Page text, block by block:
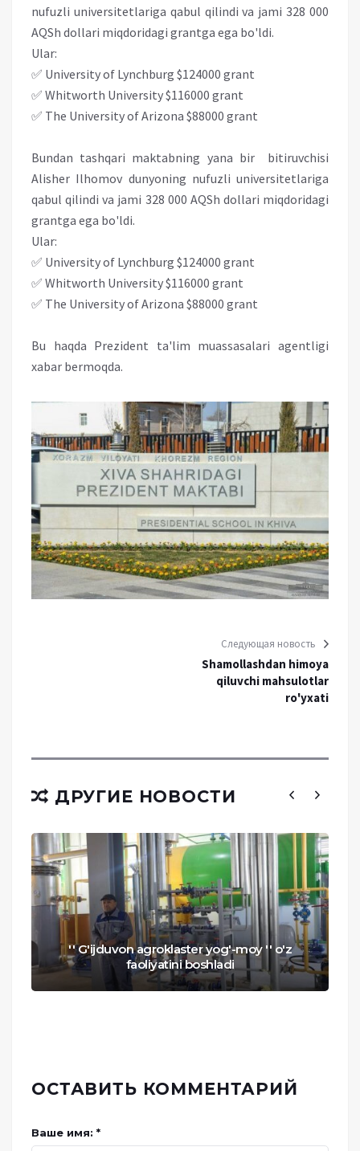
nufuzli universitetlariga qabul qilindi va jami 328 000
AQSh dollari miqdoridagi grantga ega bo'ldi.
Ular:
✅ University of Lynchburg $124000 grant
✅ Whitworth University $116000 grant
✅ The University of Arizona $88000 grant
Bundan tashqari maktabning yana bir bitiruvchisi
Alisher Ilhomov dunyoning nufuzli universitetlariga
qabul qilindi va jami 328 000 AQSh dollari miqdoridagi
grantga ega bo'ldi.
Ular:
✅ University of Lynchburg $124000 grant
✅ Whitworth University $116000 grant
✅ The University of Arizona $88000 grant
Bu haqda Prezident ta'lim muassasalari agentligi
xabar bermoqda.
Следующая новость
Shamollashdan himoya
qiluvchi mahsulotlar
ro'yxati
ДРУГИЕ НОВОСТИ
'' G'ijduvon agroklaster yog'-moy '' o'z
faoliyatini boshladi
ОСТАВИТЬ КОММЕНТАРИЙ
Ваше имя: *